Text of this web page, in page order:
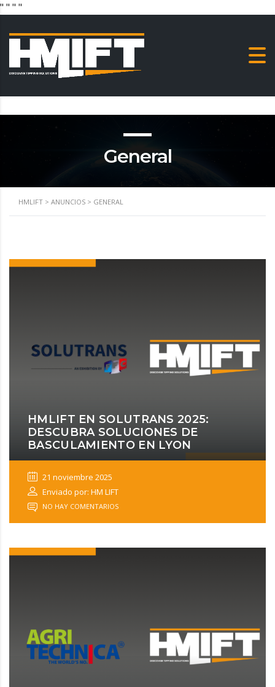
" " " "
General
HMLIFT > ANUNCIOS > GENERAL
HMLIFT EN SOLUTRANS 2025:
DESCUBRA SOLUCIONES DE
BASCULAMIENTO EN LYON
21 noviembre 2025
Enviado por: HM LIFT
NO HAY COMENTARIOS